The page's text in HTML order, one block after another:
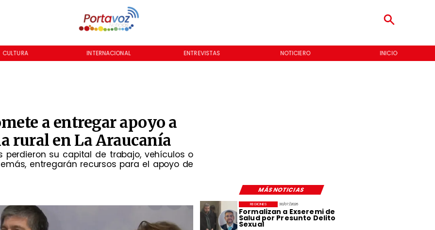
ENTREVISTAS NOTICIERO INICIO QUIÉNES SOMOS
a entregar apoyo a
rural en La Araucanía
su capital de trabajo, vehículos o
entregarán recursos para el apoyo de
MÁS NOTICIAS
30/07/2026
Formalizan a Exseremi de
Salud por Presunto Delito
Sexual
REGIONES